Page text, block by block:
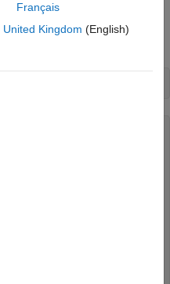
ック" と表記されています。
Français
United Kingdom (English)